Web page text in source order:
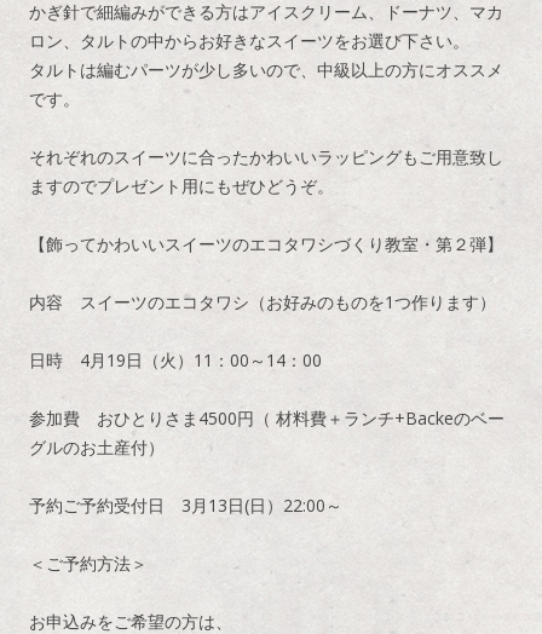
かぎ針で細編みができる方はアイスクリーム、ドーナツ、マカ
ロン、タルトの中からお好きなスイーツをお選び下さい。
タルトは編むパーツが少し多いので、中級以上の方にオススメ
です。
それぞれのスイーツに合ったかわいいラッピングもご用意致し
ますのでプレゼント用にもぜひどうぞ。
【飾ってかわいいスイーツのエコタワシづくり教室・第２弾】
内容 スイーツのエコタワシ（お好みのものを1つ作ります）
日時 4月19日（火）11：00～14：00
参加費 おひとりさま4500円（ 材料費＋ランチ+Backeのベー
グルのお土産付）
予約ご予約受付日 3月13日(日）22:00～
＜ご予約方法＞
お申込みをご希望の方は、